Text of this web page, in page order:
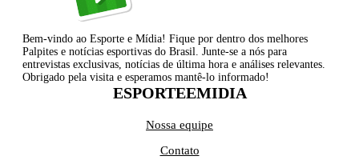
Bem-vindo ao Esporte e Mídia! Fique por dentro dos melhores
Palpites e notícias esportivas do Brasil. Junte-se a nós para
entrevistas exclusivas, notícias de última hora e análises relevantes.
Obrigado pela visita e esperamos mantê-lo informado!
ESPORTEEMIDIA
Nossa equipe
Contato